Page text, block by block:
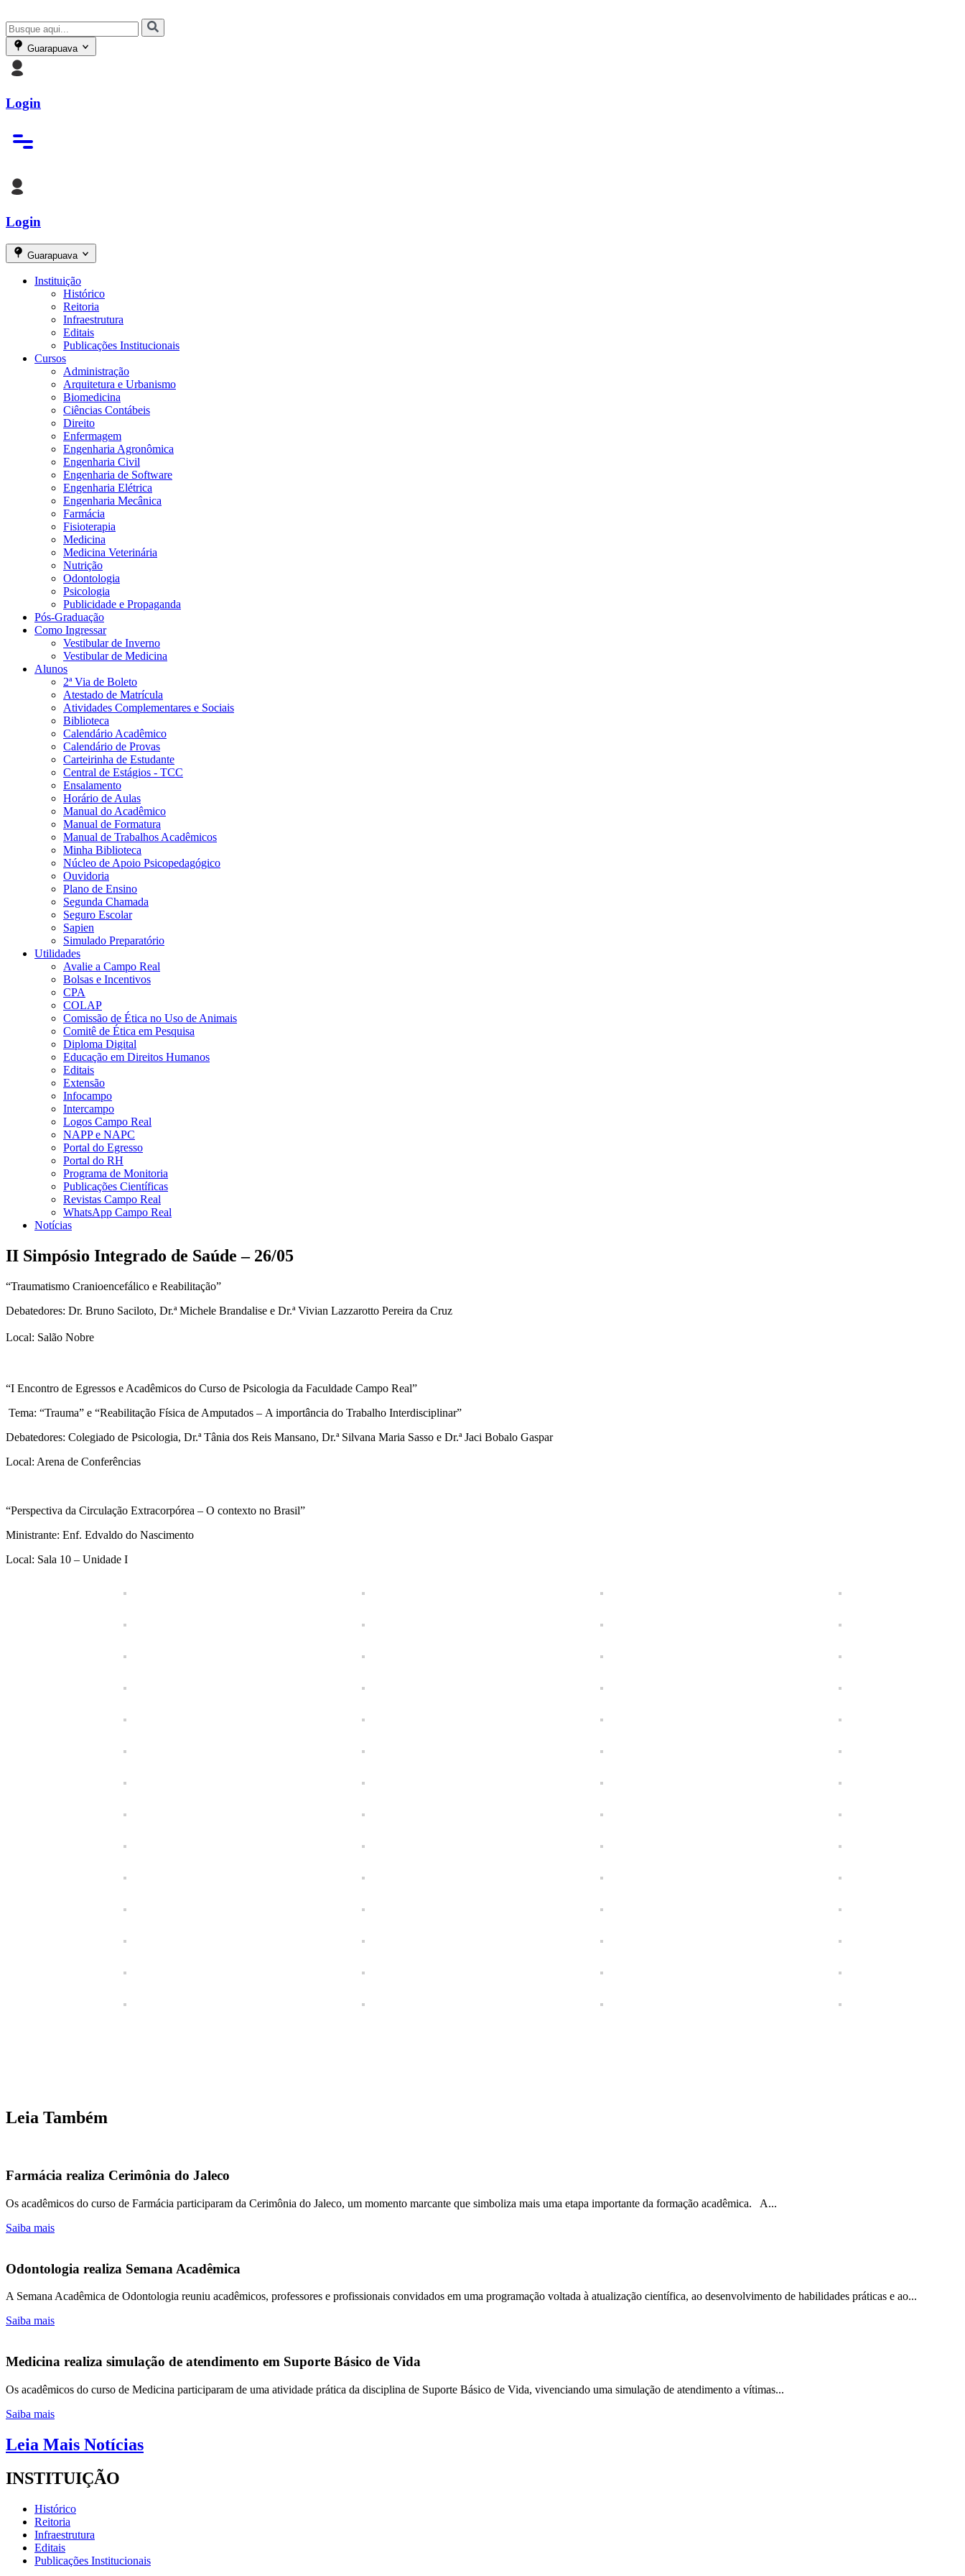
Guarapuava
Login
Login
Guarapuava
Instituição
Histórico
Reitoria
Infraestrutura
Editais
Publicações Institucionais
Cursos
Administração
Arquitetura e Urbanismo
Biomedicina
Ciências Contábeis
Direito
Enfermagem
Engenharia Agronômica
Engenharia Civil
Engenharia de Software
Engenharia Elétrica
Engenharia Mecânica
Farmácia
Fisioterapia
Medicina
Medicina Veterinária
Nutrição
Odontologia
Psicologia
Publicidade e Propaganda
Pós-Graduação
Como Ingressar
Vestibular de Inverno
Vestibular de Medicina
Alunos
2ª Via de Boleto
Atestado de Matrícula
Atividades Complementares e Sociais
Biblioteca
Calendário Acadêmico
Calendário de Provas
Carteirinha de Estudante
Central de Estágios - TCC
Ensalamento
Horário de Aulas
Manual do Acadêmico
Manual de Formatura
Manual de Trabalhos Acadêmicos
Minha Biblioteca
Núcleo de Apoio Psicopedagógico
Ouvidoria
Plano de Ensino
Segunda Chamada
Seguro Escolar
Sapien
Simulado Preparatório
Utilidades
Avalie a Campo Real
Bolsas e Incentivos
CPA
COLAP
Comissão de Ética no Uso de Animais
Comitê de Ética em Pesquisa
Diploma Digital
Educação em Direitos Humanos
Editais
Extensão
Infocampo
Intercampo
Logos Campo Real
NAPP e NAPC
Portal do Egresso
Portal do RH
Programa de Monitoria
Publicações Científicas
Revistas Campo Real
WhatsApp Campo Real
Notícias
II Simpósio Integrado de Saúde – 26/05
“Traumatismo Cranioencefálico e Reabilitação”
Debatedores: Dr. Bruno Saciloto, Dr.ª Michele Brandalise e Dr.ª Vivian Lazzarotto Pereira da Cruz
Local: Salão Nobre
“I Encontro de Egressos e Acadêmicos do Curso de Psicologia da Faculdade Campo Real”
Tema: “Trauma” e “Reabilitação Física de Amputados – A importância do Trabalho Interdisciplinar”
Debatedores: Colegiado de Psicologia, Dr.ª Tânia dos Reis Mansano, Dr.ª Silvana Maria Sasso e Dr.ª Jaci Bobalo Gaspar
Local: Arena de Conferências
“Perspectiva da Circulação Extracorpórea – O contexto no Brasil”
Ministrante: Enf. Edvaldo do Nascimento
Local: Sala 10 – Unidade I
Leia Também
Farmácia realiza Cerimônia do Jaleco
Os acadêmicos do curso de Farmácia participaram da Cerimônia do Jaleco, um momento marcante que simboliza mais uma etapa importante da formação acadêmica. A...
Saiba mais
Odontologia realiza Semana Acadêmica
A Semana Acadêmica de Odontologia reuniu acadêmicos, professores e profissionais convidados em uma programação voltada à atualização científica, ao desenvolvimento de habilidades práticas e ao...
Saiba mais
Medicina realiza simulação de atendimento em Suporte Básico de Vida
Os acadêmicos do curso de Medicina participaram de uma atividade prática da disciplina de Suporte Básico de Vida, vivenciando uma simulação de atendimento a vítimas...
Saiba mais
Leia Mais Notícias
INSTITUIÇÃO
Histórico
Reitoria
Infraestrutura
Editais
Publicações Institucionais